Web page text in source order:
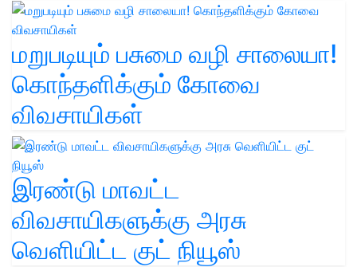
மறுபடியும் பசுமை வழி சாலையா!
கொந்தளிக்கும் கோவை
விவசாயிகள்
இரண்டு மாவட்ட
விவசாயிகளுக்கு அரசு
வெளியிட்ட குட் நியூஸ்